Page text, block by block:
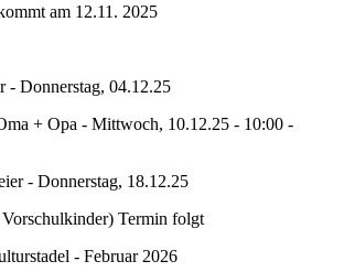
am 12.11. 2025
- Donnerstag, 04.12.25
+ Opa - Mittwoch, 10.12.25 - 10:00 -
- Donnerstag, 18.12.25
Termin folgt
- Februar 2026